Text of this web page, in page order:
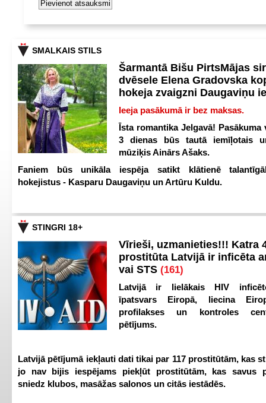
SMALKAIS STILS
Šarmantā Bišu PirtsMājas
dvēsele Elena Gradovska
hokeja zvaigzni Daugaviņu
Ieeja pasākumā ir bez maksas.
Īsta romantika Jelgavā! Pasākuma
3 dienas būs tautā iemīļotais
mūziķis Ainārs Ašaks.
Faniem būs unikāla iespēja satikt klātienē
hokejistus - Kasparu Daugaviņu un Artūru Kuldu.
STINGRI 18+
Vīrieši, uzmanieties!!! Katra
prostitūta Latvijā ir inficēta
vai STS (161)
Latvijā ir lielākais HIV
īpatsvars Eiropā, liecina
profilakses un kontroles
pētījums.
Latvijā pētījumā iekļauti dati tikai par 117 prostitūtām, kas
jo nav bijis iespējams piekļūt prostitūtām, kas savus
sniedz klubos, masāžas salonos un citās iestādēs.